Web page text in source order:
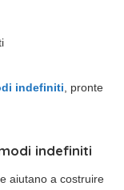
indefiniti , pronte
indefiniti
aiutano a costruire